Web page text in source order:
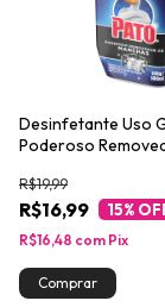
Desinfetante Uso
Poderoso
R$16,99
R$19,99
15%
R$16,48 com Pix